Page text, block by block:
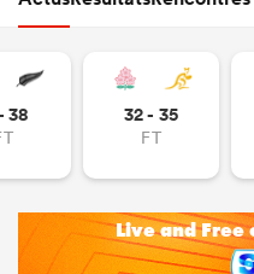
38 32 - 35
FT